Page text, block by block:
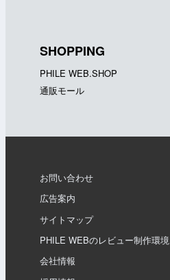
SHOPPING
PHILE WEB.SHOP
通販モール
お問い合わせ
広告案内
サイトマップ
PHILE WEBのレビュー制作環境
会社情報